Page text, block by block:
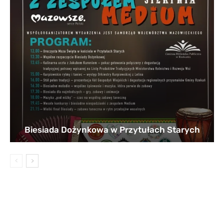
Biesiada Dożynkowa w Przytułach Starych